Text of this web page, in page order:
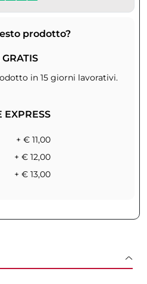
prodotto?
in 15 giorni lavorativi.
EXPRESS
+ € 11,00
+ € 12,00
+ € 13,00